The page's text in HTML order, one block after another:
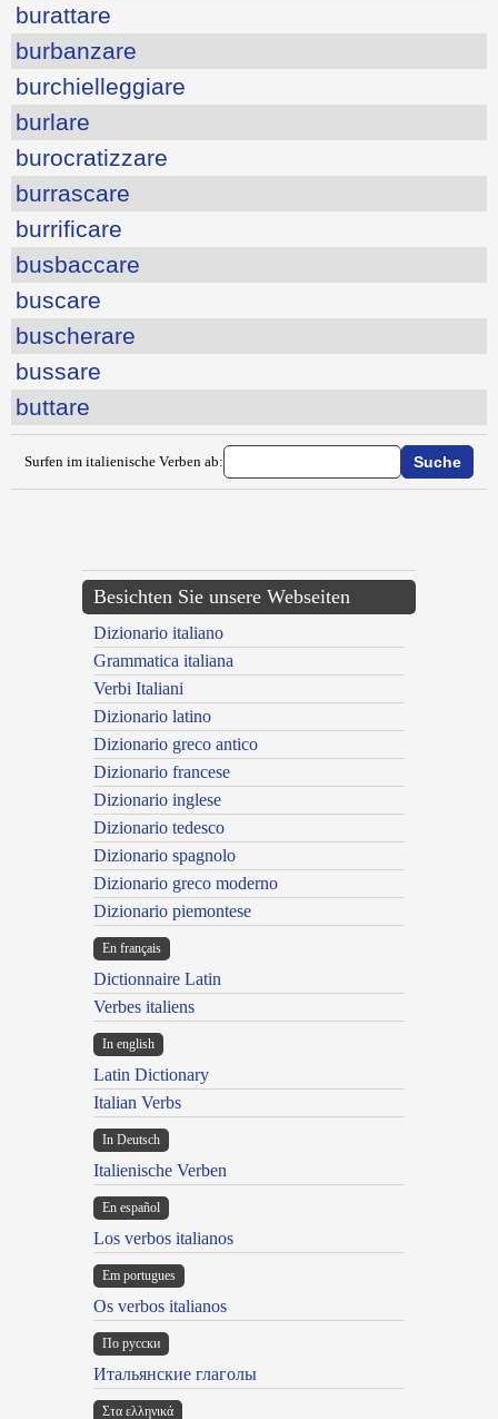
burattare
burbanzare
burchielleggiare
burlare
burocratizzare
burrascare
burrificare
busbaccare
buscare
buscherare
bussare
buttare
Surfen im italienische Verben ab:
Besichten Sie unsere Webseiten
Dizionario italiano
Grammatica italiana
Verbi Italiani
Dizionario latino
Dizionario greco antico
Dizionario francese
Dizionario inglese
Dizionario tedesco
Dizionario spagnolo
Dizionario greco moderno
Dizionario piemontese
En français
Dictionnaire Latin
Verbes italiens
In english
Latin Dictionary
Italian Verbs
In Deutsch
Italienische Verben
En español
Los verbos italianos
Em portugues
Os verbos italianos
По русски
Итальянские глаголы
Στα ελληνικά